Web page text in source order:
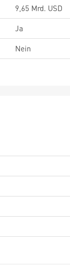
9,65 Mrd. USD
Ja
Nein